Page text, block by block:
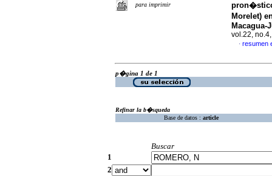
para imprimir
Morelet)
Macagua-
vol.22,
· resumen
p�gina 1 de 1
Refinar la b�squeda
Base de datos : article
Buscar
1
2